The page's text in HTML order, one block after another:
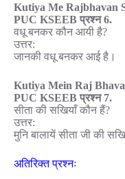
Kutiya Me Rajbhavan
PUC KSEEB प्रश्न 6.
वधू बनकर कौन आयी है?
उत्तर:
जानकी वधू बनकर आई है।
Kutiya Mein Raj
PUC KSEEB प्रश्न 7.
सीता की सखियाँ कौन हैं?
उत्तर:
मुनि बालायें सीता जी की
अतिरिक्त प्रश्नः